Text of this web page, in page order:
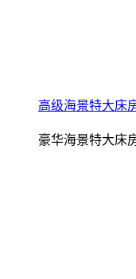
高级海景特大床
豪华海景特大床